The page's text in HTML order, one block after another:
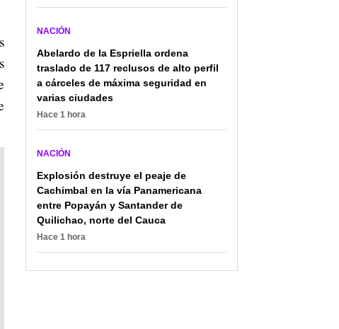
NACIÓN
Abelardo de la Espriella ordena
traslado de 117 reclusos de alto perfil
a cárceles de máxima seguridad en
varias ciudades
Hace 1 hora
NACIÓN
Explosión destruye el peaje de
Cachimbal en la vía Panamericana
entre Popayán y Santander de
Quilichao, norte del Cauca
Hace 1 hora